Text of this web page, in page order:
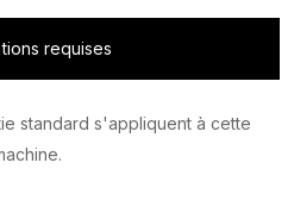
requises
standard s'appliquent à cette